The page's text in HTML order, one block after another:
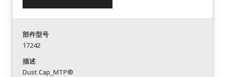
部件型号
17242
描述
Dust Cap_MTP®